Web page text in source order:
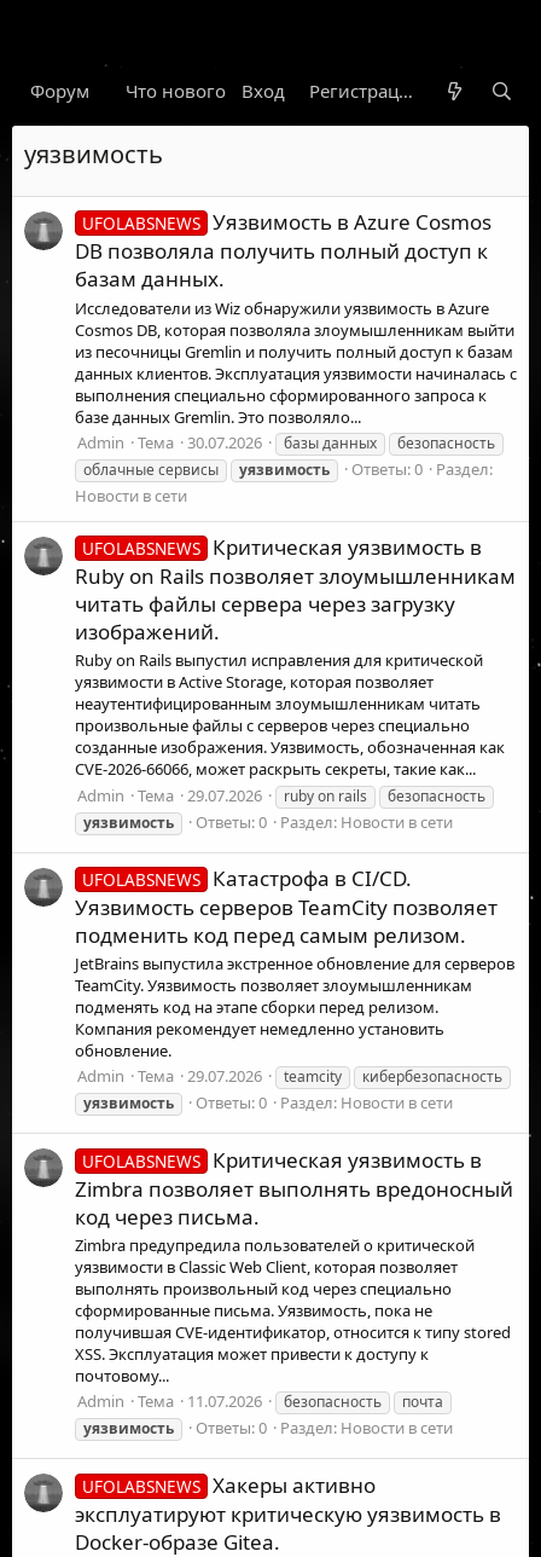
Форум Что нового Гарант Новости
Вход Регистрация
уязвимость
UFOLABSNEWS Уязвимость в Azure Cosmos
DB позволяла получить полный доступ к
базам данных.
Исследователи из Wiz обнаружили уязвимость в Azure
Cosmos DB, которая позволяла злоумышленникам выйти
из песочницы Gremlin и получить полный доступ к базам
данных клиентов. Эксплуатация уязвимости начиналась с
выполнения специально сформированного запроса к
базе данных Gremlin. Это позволяло...
Admin
Тема 30.07.2026 базы данных
безопасность
облачные сервисы
уязвимость Ответы: 0
Раздел:
Новости в сети
UFOLABSNEWS Критическая уязвимость в
Ruby on Rails позволяет злоумышленникам
читать файлы сервера через загрузку
изображений.
Ruby on Rails выпустил исправления для критической
уязвимости в Active Storage, которая позволяет
неаутентифицированным злоумышленникам читать
произвольные файлы с серверов через специально
созданные изображения. Уязвимость, обозначенная как
CVE-2026-66066, может раскрыть секреты, такие как...
Admin
Тема 29.07.2026 ruby on rails
безопасность
уязвимость
Ответы: 0 Раздел: Новости в сети
UFOLABSNEWS Катастрофа в CI/CD.
Уязвимость серверов TeamCity позволяет
подменить код перед самым релизом.
JetBrains выпустила экстренное обновление для серверов
TeamCity. Уязвимость позволяет злоумышленникам
подменять код на этапе сборки перед релизом.
Компания рекомендует немедленно установить
обновление.
Admin
Тема 29.07.2026 teamcity
кибербезопасность
уязвимость
Ответы: 0 Раздел: Новости в сети
UFOLABSNEWS Критическая уязвимость в
Zimbra позволяет выполнять вредоносный
код через письма.
Zimbra предупредила пользователей о критической
уязвимости в Classic Web Client, которая позволяет
выполнять произвольный код через специально
сформированные письма. Уязвимость, пока не
получившая CVE-идентификатор, относится к типу stored
XSS. Эксплуатация может привести к доступу к
почтовому...
Admin
Тема 11.07.2026 безопасность
почта
уязвимость
Ответы: 0 Раздел: Новости в сети
UFOLABSNEWS Хакеры активно
эксплуатируют критическую уязвимость в
Docker-образе Gitea.